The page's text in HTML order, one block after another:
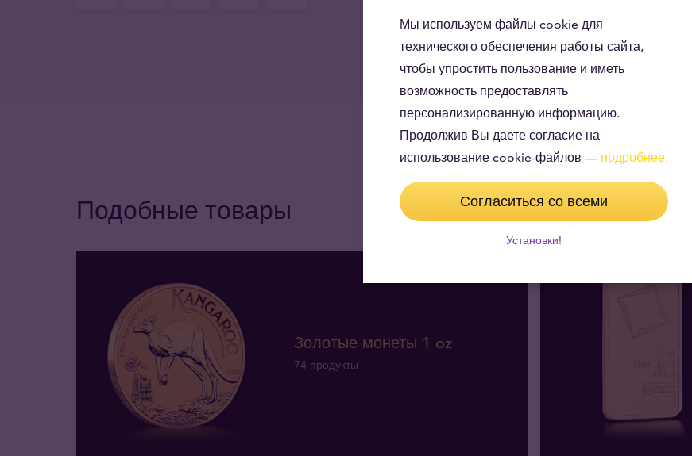
Подобные товары
Золотые монеты 1 oz
74 продукты
Мы используем файлы cookie для
технического обеспечения работы сайта,
чтобы упростить пользование и иметь
возможность предоставлять
персонализированную информацию.
Продолжив Вы даете согласие на
использование cookie-файлов — подробнее.
Согласиться со всеми
Установки!